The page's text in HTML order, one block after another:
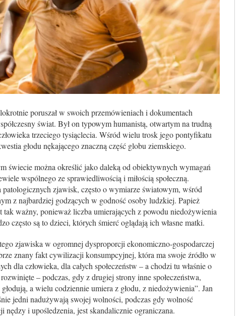
poruszał w swoich przemówieniach i dokumentach
świat. Był on typowym humanistą, otwartym na trudną
trzeciego tysiąclecia. Wśród wielu trosk jego pontyfikatu
głodu nękającego znaczną część globu ziemskiego.
świecie można określić jako daleką od obiektywnych wymagań
wspólnego ze sprawiedliwością i miłością społeczną.
zjawisk, często o wymiarze światowym, wśród
z najbardziej godzących w godność osoby ludzkiej. Papież
tak ważny, ponieważ liczba umierających z powodu niedożywienia
często są to dzieci, których śmierć oglądają ich własne matki.
zjawiska w ogromnej dysproporcji ekonomiczno-gospodarczej
znany fakt cywilizacji konsumpcyjnej, która ma swoje źródło w
dla człowieka, dla całych społeczeństw – a chodzi tu właśnie o
– podczas, gdy z drugiej strony inne społeczeństwa,
a wielu codziennie umiera z głodu, z niedożywienia”. Jan
jedni nadużywają swojej wolności, podczas gdy wolność
nędzy i upośledzenia, jest skandalicznie ograniczana.